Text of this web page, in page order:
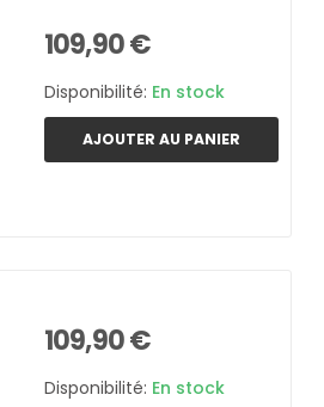
109,90 €
Disponibilité: En stock
AJOUTER AU PANIER
109,90 €
Disponibilité: En stock